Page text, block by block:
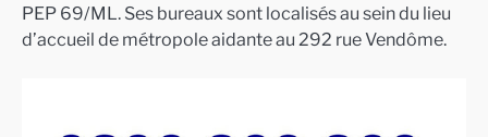
PEP 69/ML. Ses bureaux sont localisés au sein du lieu
d’accueil de métropole aidante au 292 rue Vendôme.